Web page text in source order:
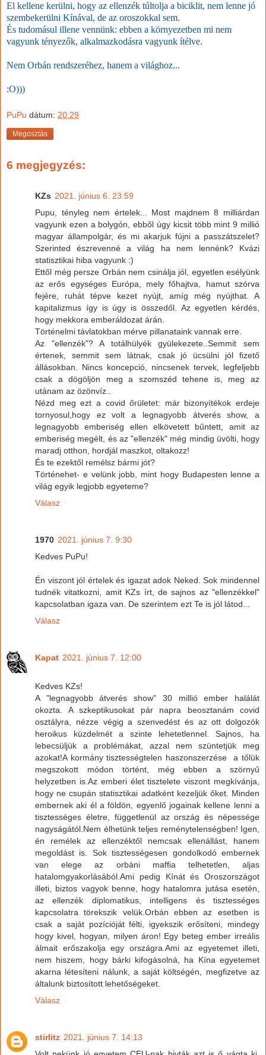
El kellene kerülni, hogy az ellenzék túltolja a biciklit, nem lenne jó
szembekerülni Kínával, de az oroszokkal sem.
És tudomásul illene vennünk: ebben a környezetben mi nem
vagyunk tényezők, alkalmazkodásra vagyunk ítélve.
Nem Orbán rendszeréhez, hanem a világhoz...
:O)))
PuPu dátum: 20:29
Megosztás
6 megjegyzés:
KZs 2021. június 6. 23:59
Pupu, tényleg nem értelek... Most majdnem 8 milliárdan
vagyunk ezen a bolygón, ebből úgy kicsit több mint 9 millió
magyar állampolgár, és mi akarjuk fújni a passzátszelet?
Szerinted észrevenné a világ ha nem lennénk? Kvázi
statisztikai hiba vagyunk :)
Ettől még persze Orbán nem csinálja jól, egyetlen esélyünk
az erős egységes Európa, mely főhajtva, hamut szórva
fejére, ruhát tépve kezet nyújt, amíg még nyújthat. A
kapitalizmus így is úgy is összedől. Az egyetlen kérdés,
hogy mekkora emberáldozat árán.
Történelmi távlatokban mérve pillanataink vannak erre.
Az "ellenzék"? A totálhülyék gyülekezete..Semmit sem
értenek, semmit sem látnak, csak jó ücsülni jól fizető
állásokban. Nincs koncepció, nincsenek tervek, legfeljebb
csak a dögöljön meg a szomszéd tehene is, meg az
utánam az özönvíz..
Nézd meg ezt a covid őrületet: már bizonyítékok erdeje
tornyosul,hogy ez volt a legnagyobb átverés show, a
legnagyobb emberiség ellen elkövetett bűntett, amit az
emberiség megélt, és az "ellenzék" még mindig üvölti, hogy
maradj otthon, hordjál maszkot, oltakozz!
És te ezektől remélsz bármi jót?
Történehet- e velünk jobb, mint hogy Budapesten lenne a
világ egyik legjobb egyeteme?
Válasz
1970 2021. június 7. 9:30
Kedves PuPu!
Én viszont jól értelek és igazat adok Neked. Sok mindennel
tudnék vitatkozni, amit KZs írt, de sajnos az "ellenzékkel"
kapcsolatban igaza van. De szerintem ezt Te is jól látod...
Válasz
Kapat 2021. június 7. 12:00
Kedves KZs!
A "legnagyobb átverés show" 30 millió ember halálát
okozta. A szkeptikusokat pár napra beosztanám covid
osztályra, nézze végig a szenvedést és az ott dolgozók
heroikus küzdelmét a szinte lehetetlennel. Sajnos, ha
lebecsüljük a problémákat, azzal nem szüntetjük meg
azokat!A kormány tisztességtelen haszonszerzése a tőlük
megszokott módon történt, még ebben a szörnyű
helyzetben is.Az emberi élet tisztelete viszont megkívánja,
hogy ne csupán statisztikai adatként kezeljük őket. Minden
embernek aki él a földön, egyenlő jogainak kellene lenni a
tisztességes életre, függetlenül az ország és népessége
nagyságától.Nem élhetünk teljes reménytelenségben! Igen,
én remélek az ellenzéktől nemcsak ellenállást, hanem
megoldást is. Sok tisztességesen gondolkodó embernek
van elege az orbáni maffia telhetetlen, aljas
hatalomgyakorlásából.Ami pedig Kínát és Oroszországot
illeti, biztos vagyok benne, hogy hatalomra jutása esetén,
az ellenzék diplomatikus, intelligens és tisztességes
kapcsolatra törekszik velük.Orbán ebben az esetben is
csak a saját pozícióját félti, igyekszik erősíteni, mindegy
hogy kivel, hogyan, milyen áron! Egy beteg ember irreális
álmait erőszakolja egy országra.Ami az egyetemet illeti,
nem hiszem, hogy bárki kifogásolná, ha Kína egyetemet
akarna létesíteni nálunk, a saját költségén, megfizetve az
általunk biztosított lehetőségeket.
Válasz
stirlitz 2021. június 7. 14:13